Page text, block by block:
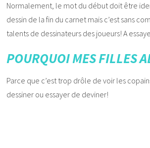
Normalement, le mot du début doit être
dessin de la fin du carnet mais c’est sans
talents de dessinateurs des joueurs! A
POURQUOI MES FILLES
Parce que c’est trop drôle de voir les
dessiner ou essayer de deviner!